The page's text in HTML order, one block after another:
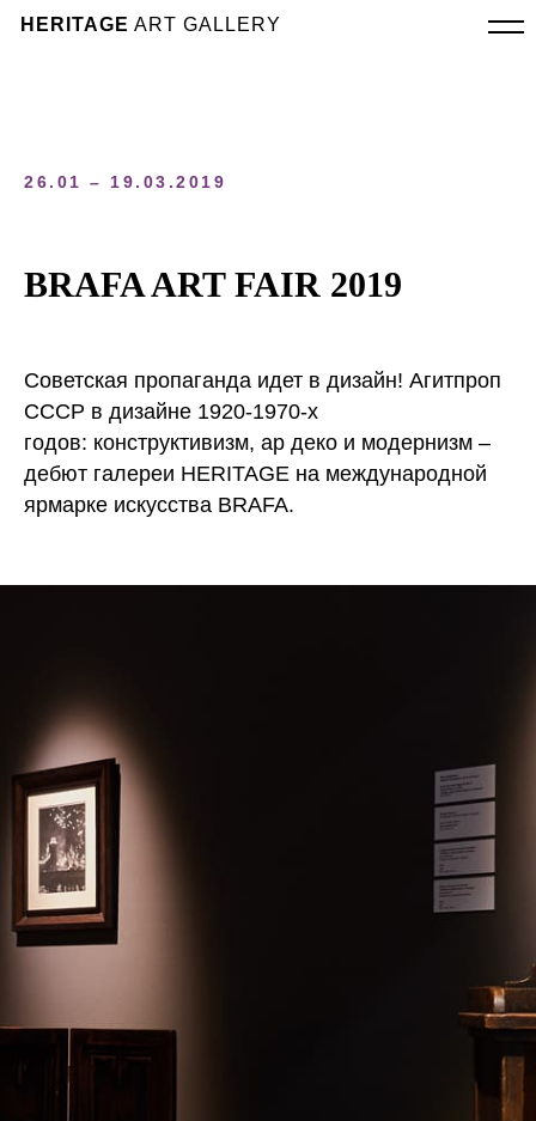
HERITAGE ART GALLERY
26.01 – 19.03.2019
BRAFA ART FAIR 2019
Советская пропаганда идет в дизайн! Агитпроп
СССР в дизайне 1920-1970-х
годов: конструктивизм, ар деко и модернизм –
дебют галереи HERITAGE на международной
ярмарке искусства BRAFA.